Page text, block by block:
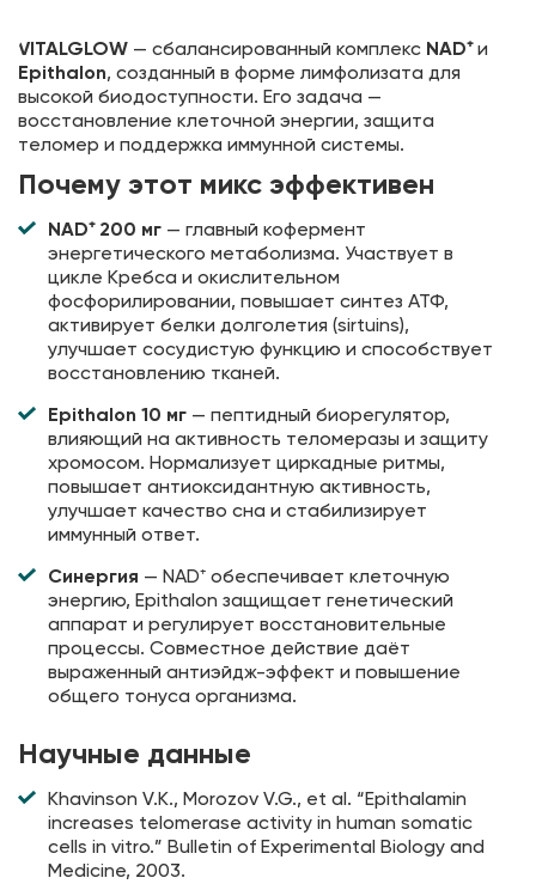
VITALGLOW — сбалансированный комплекс NAD⁺и
Epithalon, созданный в форме лимфолизата для
высокой биодоступности. Его задача —
восстановление клеточной энергии, защита
теломер и поддержка иммунной системы.
Почему этот микс эффективен
NAD⁺ 200 мг — главный кофермент
энергетического метаболизма. Участвует в
цикле Кребса и окислительном
фосфорилировании, повышает синтез АТФ,
активирует белки долголетия (sirtuins),
улучшает сосудистую функцию и способствует
восстановлению тканей.
Epithalon 10 мг — пептидный биорегулятор,
влияющий на активность теломеразы и защиту
хромосом. Нормализует циркадные ритмы,
повышает антиоксидантную активность,
улучшает качество сна и стабилизирует
иммунный ответ.
Синергия — NAD⁺ обеспечивает клеточную
энергию, Epithalon защищает генетический
аппарат и регулирует восстановительные
процессы. Совместное действие даёт
выраженный антиэйдж-эффект и повышение
общего тонуса организма.
Научные данные
Khavinson V.K., Morozov V.G., et al. “Epithalamin
increases telomerase activity in human somatic
cells in vitro.” Bulletin of Experimental Biology and
Medicine, 2003.